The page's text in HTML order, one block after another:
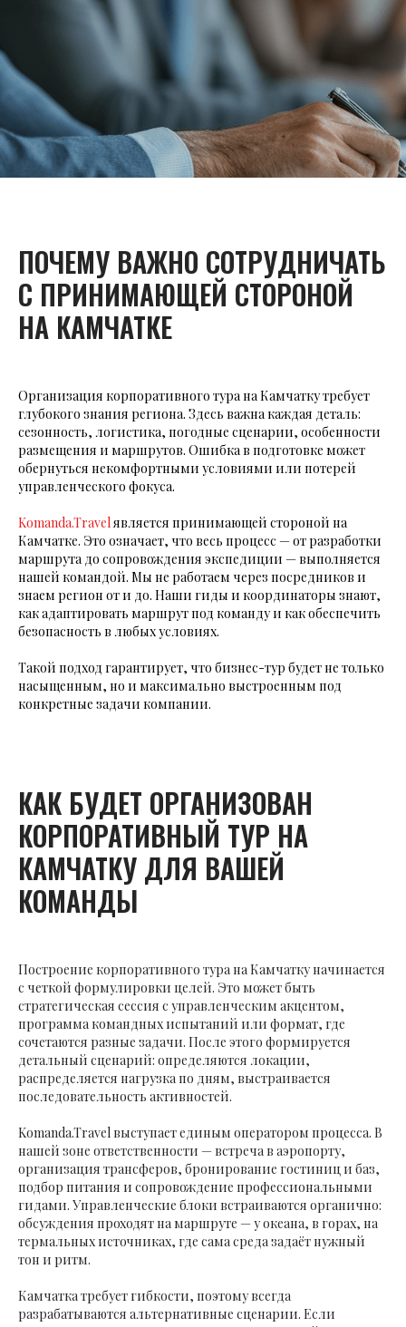
ПОЧЕМУ ВАЖНО СОТРУДНИЧАТЬ
С ПРИНИМАЮЩЕЙ СТОРОНОЙ
НА КАМЧАТКЕ
Организация корпоративного тура на Камчатку требует
глубокого знания региона. Здесь важна каждая деталь:
сезонность, логистика, погодные сценарии, особенности
размещения и маршрутов. Ошибка в подготовке может
обернуться некомфортными условиями или потерей
управленческого фокуса.
Komanda.Travel является принимающей стороной на
Камчатке. Это означает, что весь процесс — от разработки
маршрута до сопровождения экспедиции — выполняется
нашей командой. Мы не работаем через посредников и
знаем регион от и до. Наши гиды и координаторы знают,
как адаптировать маршрут под команду и как обеспечить
безопасность в любых условиях.
Такой подход гарантирует, что бизнес-тур будет не только
насыщенным, но и максимально выстроенным под
конкретные задачи компании.
КАК БУДЕТ ОРГАНИЗОВАН
КОРПОРАТИВНЫЙ ТУР НА
КАМЧАТКУ ДЛЯ ВАШЕЙ
КОМАНДЫ
Построение корпоративного тура на Камчатку начинается
с четкой формулировки целей. Это может быть
стратегическая сессия с управленческим акцентом,
программа командных испытаний или формат, где
сочетаются разные задачи. После этого формируется
детальный сценарий: определяются локации,
распределяется нагрузка по дням, выстраивается
последовательность активностей.
Komanda.Travel выступает единым оператором процесса. В
нашей зоне ответственности — встреча в аэропорту,
организация трансферов, бронирование гостиниц и баз,
подбор питания и сопровождение профессиональными
гидами. Управленческие блоки встраиваются органично:
обсуждения проходят на маршруте — у океана, в горах, на
термальных источниках, где сама среда задаёт нужный
тон и ритм.
Камчатка требует гибкости, поэтому всегда
разрабатываются альтернативные сценарии. Если